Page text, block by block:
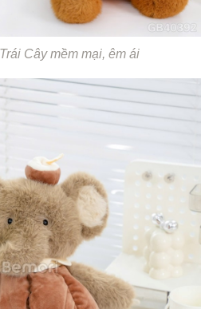
Cây mềm mại, êm ái